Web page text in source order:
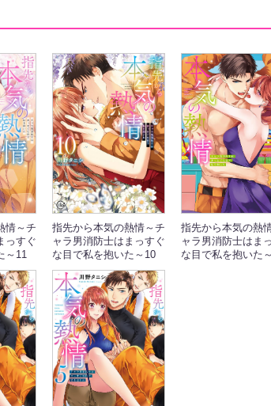
情～チ
っすぐ
～11
指先から本気の熱情～チ
ャラ男消防士はまっすぐ
な目で私を抱いた～10
指先から本気の熱
ャラ男消防士はま
な目で私を抱いた